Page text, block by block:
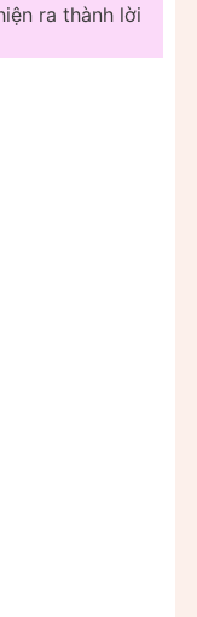
ra thành lời